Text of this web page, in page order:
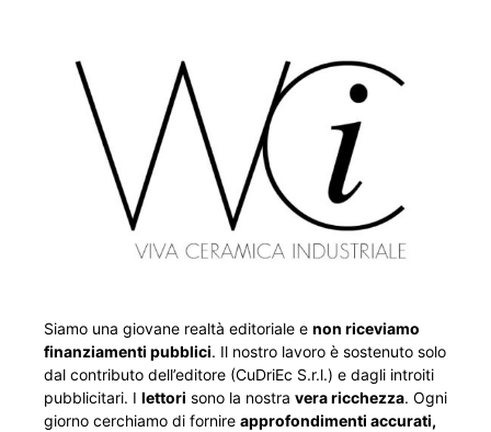
Siamo una giovane realtà editoriale e non riceviamo
finanziamenti pubblici. Il nostro lavoro è sostenuto solo
dal contributo dell’editore (CuDriEc S.r.l.) e dagli introiti
pubblicitari. I lettori sono la nostra vera ricchezza. Ogni
giorno cerchiamo di fornire approfondimenti accurati,